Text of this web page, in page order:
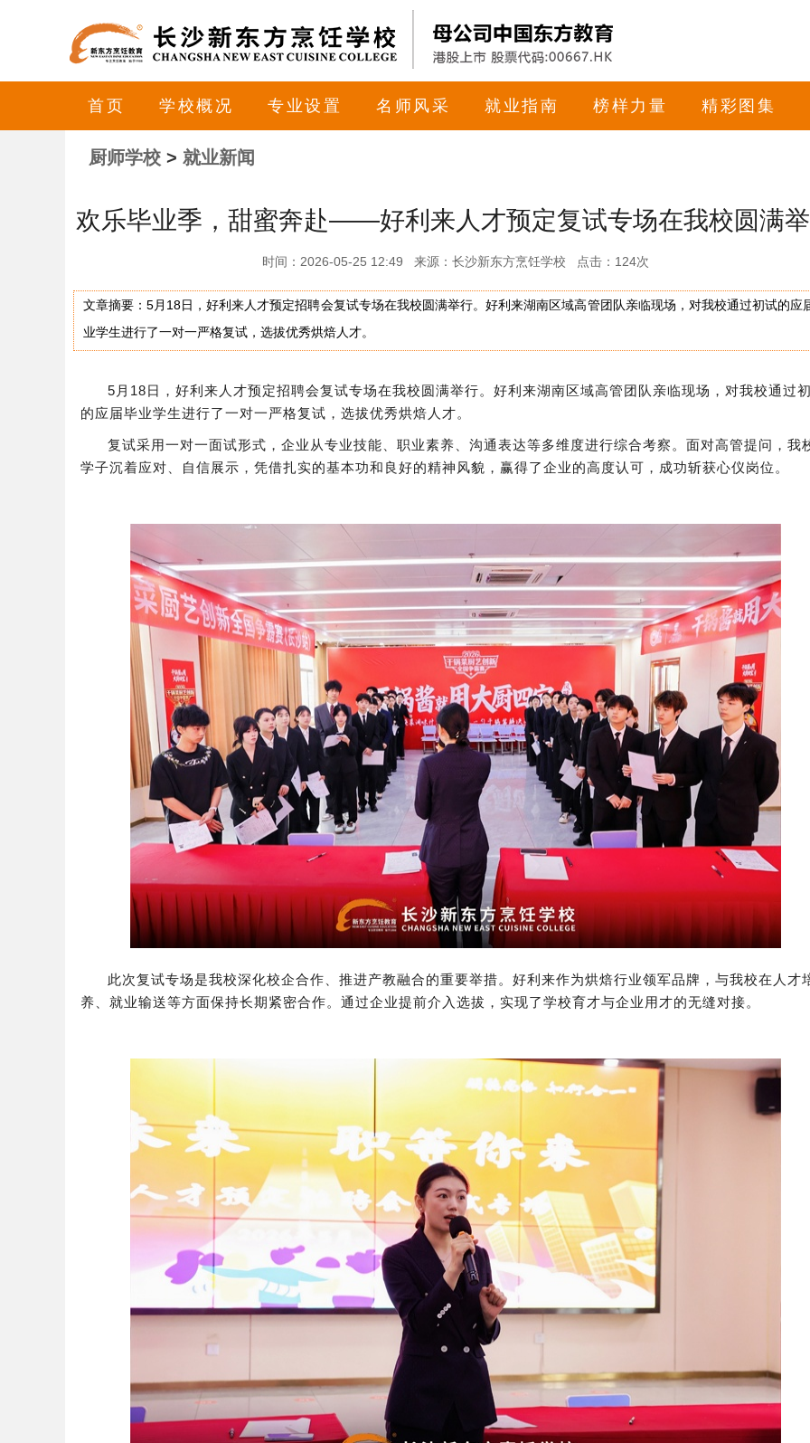
首页 学校概况 专业设置 名师风采 就业指南 榜样力量 精彩图集
厨师学校> 就业新闻
欢乐毕业季，甜蜜奔赴——好利来人才预定复试专场在我校圆满
时间：2026-05-25 12:49 来源：长沙新东方烹饪学校 点击： 124次
文章摘要：5月18日，好利来人才预定招聘会复试专场在我校圆满举行。好利来湖南区域高管团队亲临现场，对我校通过初试的应
业学生进行了一对一严格复试，选拔优秀烘焙人才。
5月18日，好利来人才预定招聘会复试专场在我校圆满举行。好利来湖南区域高管团队亲临现场，对我校通过
的应届毕业学生进行了一对一严格复试，选拔优秀烘焙人才。
复试采用一对一面试形式，企业从专业技能、职业素养、沟通表达等多维度进行综合考察。面对高管提问，我
学子沉着应对、自信展示，凭借扎实的基本功和良好的精神风貌，赢得了企业的高度认可，成功斩获心仪岗位。
此次复试专场是我校深化校企合作、推进产教融合的重要举措。好利来作为烘焙行业领军品牌，与我校在人才
养、就业输送等方面保持长期紧密合作。通过企业提前介入选拔，实现了学校育才与企业用才的无缝对接。